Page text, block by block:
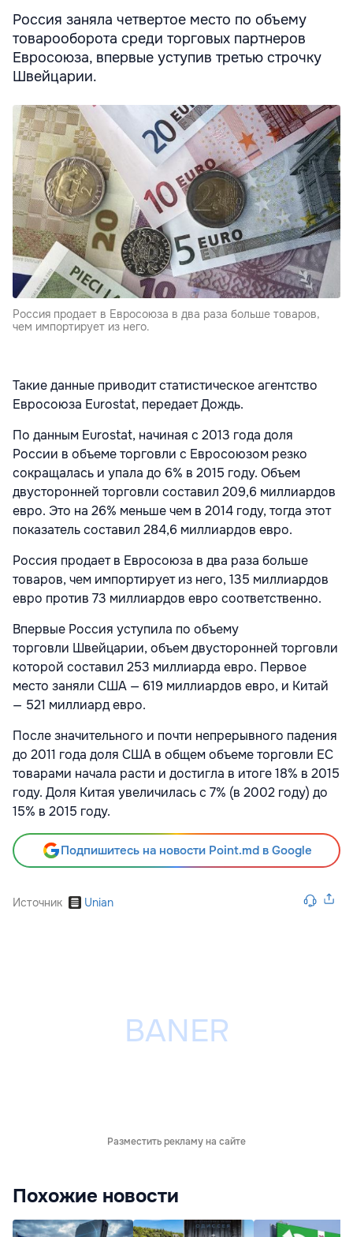
Россия заняла четвертое место по объему
товарооборота среди торговых партнеров
Евросоюза, впервые уступив третью строчку
Швейцарии.
Россия продает в Евросоюза в два раза больше товаров,
чем импортирует из него.
Такие данные приводит статистическое агентство
Евросоюза Eurostat, передает Дождь.
По данным Eurostat, начиная с 2013 года доля
России в объеме торговли с Евросоюзом резко
сокращалась и упала до 6% в 2015 году. Объем
двусторонней торговли составил 209,6 миллиардов
евро. Это на 26% меньше чем в 2014 году, тогда этот
показатель составил 284,6 миллиардов евро.
Россия продает в Евросоюза в два раза больше
товаров, чем импортирует из него, 135 миллиардов
евро против 73 миллиардов евро соответственно.
Впервые Россия уступила по объему
торговли Швейцарии, объем двусторонней торговли
которой составил 253 миллиарда евро. Первое
место заняли США — 619 миллиардов евро, и Китай
— 521 миллиард евро.
После значительного и почти непрерывного падения
до 2011 года доля США в общем объеме торговли ЕС
товарами начала расти и достигла в итоге 18% в 2015
году. Доля Китая увеличилась с 7% (в 2002 году) до
15% в 2015 году.
Подпишитесь на новости Point.md в Google
Источник Unian
Разместить рекламу на сайте
Похожие новости